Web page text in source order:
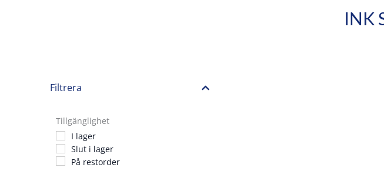
INK
Filtrera
Tillgänglighet
I lager
Slut i lager
På restorder